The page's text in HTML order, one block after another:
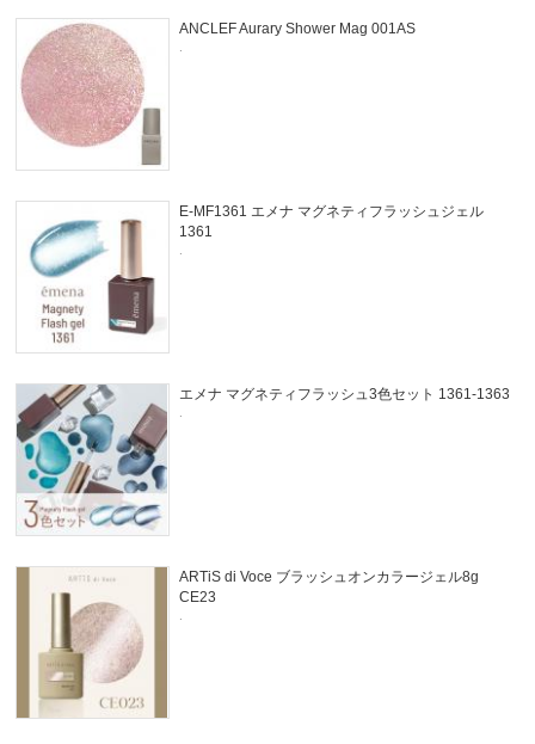
ANCLEF Aurary Shower Mag 001AS
.
E-MF1361 エメナ マグネティフラッシュジェル
1361
.
エメナ マグネティフラッシュ3色セット 1361-1363
.
ARTiS di Voce ブラッシュオンカラージェル8g
CE23
.